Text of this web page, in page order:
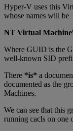
Hyper-V uses this
whose names will be
NT Virtual
Where GUID is the
well-known SID
There *is* a
documented as the
Machines.
We can see that this
running cacls on one